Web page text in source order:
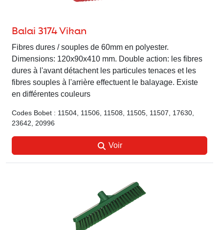
Balai 3174 Vikan
Fibres dures / souples de 60mm en polyester.
Dimensions: 120x90x410 mm. Double action: les fibres
dures à l'avant détachent les particules tenaces et les
fibres souples à l'arrière effectuent le balayage. Existe
en différentes couleurs
Codes Bobet : 11504, 11506, 11508, 11505, 11507, 17630,
23642, 20996
Voir